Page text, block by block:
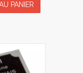
PANIER